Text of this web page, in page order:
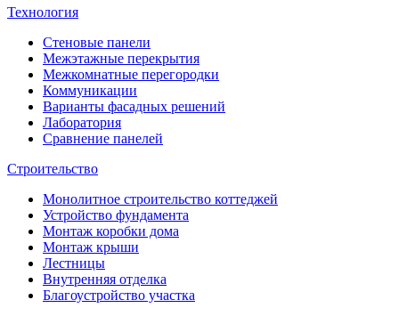
Технология
Стеновые панели
Межэтажные перекрытия
Межкомнатные перегородки
Коммуникации
Варианты фасадных решений
Лаборатория
Сравнение панелей
Строительство
Монолитное строительство коттеджей
Устройство фундамента
Монтаж коробки дома
Монтаж крыши
Лестницы
Внутренняя отделка
Благоустройство участка